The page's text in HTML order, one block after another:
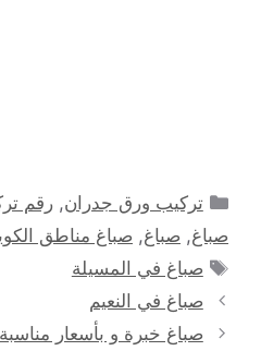
التصنيفات
تركيب ورق جدران,رقم
صباغ, صباغ, صباغ مناطق
الوسوم
صباغ في المسيلة
صباغ في النعيم
صباغ خبرة و بأسعار مناسبة